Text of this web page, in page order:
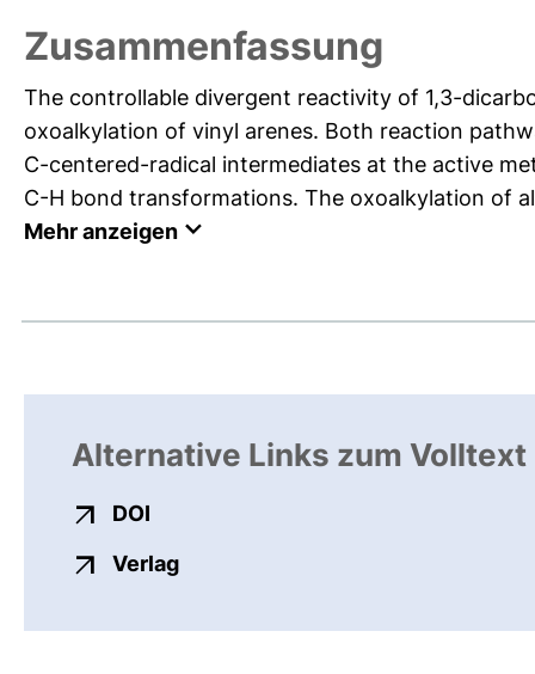
Zusammenfassung
The controllable divergent reactivity of 1,3-
oxoalkylation of vinyl arenes. Both reaction
C-centered-radical intermediates at the active
C-H bond transformations. The oxoalkylation of
Mehr anzeigen
Alternative Links zum Volltext
DOI
Verlagexterner Link, öffnet neues